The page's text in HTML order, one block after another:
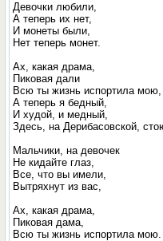
Девочки любили,
А теперь их нет,
И монеты были,
Нет теперь монет.
Ах, какая драма,
Пиковая дали
Всю ты жизнь испортила мою,
А теперь я бедный,
И худой, и медный,
Здесь, на Дерибасовской,
Мальчики, на девочек
Не кидайте глаз,
Все, что вы имели,
Вытряхнут из вас,
Ах, какая драма,
Пиковая дама,
Всю ты жизнь испортила мою.